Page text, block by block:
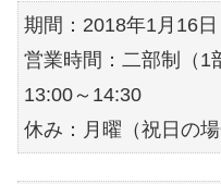
期間：2018年1月16
営業時間：二部制（1
13:00～14:30
休み：月曜（祝日の場